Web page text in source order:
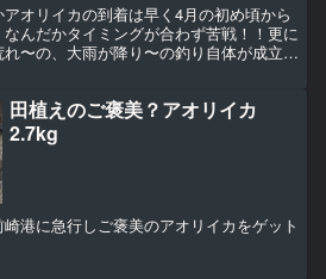
オリイカの到着は早く4月の初め頃から
んだかタイミングが合わず苦戦！！更に
〜の、大雨が降り〜の釣り自体が成立し
田植えのご褒美？アオリイカ
2.7kg
港に急行しご褒美のアオリイカをゲット